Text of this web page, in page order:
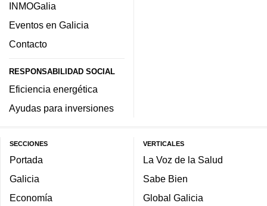
INMOGalia
Eventos en Galicia
Contacto
RESPONSABILIDAD SOCIAL
Eficiencia energética
Ayudas para inversiones
SECCIONES
Portada
Galicia
Economía
VERTICALES
La Voz de la Salud
Sabe Bien
Global Galicia